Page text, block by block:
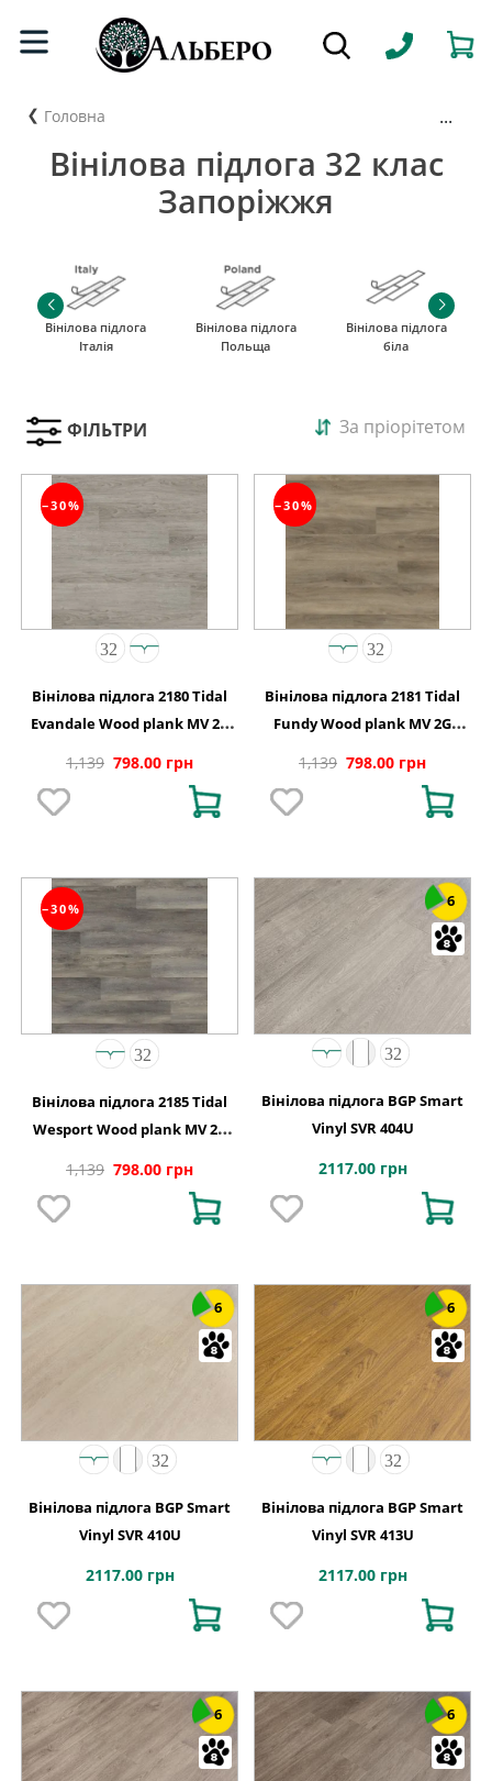
Головна ...
Вінілова підлога 32 клас
Запоріжжя
Вінілова підлога
Італія
Вінілова підлога
Польща
Вінілова підлога
біла
ФІЛЬТРИ За пріорітетом
−30%
Вінілова підлога 2180 Tidal
Evandale Wood plank MV 2G
1,139 798.00 грн
−30%
Вінілова підлога 2181 Tidal
Fundy Wood plank MV 2G
1,139 798.00 грн
−30%
Вінілова підлога 2185 Tidal
Wesport Wood plank MV 2G
1,139 798.00 грн
6
Вінілова підлога BGP Smart
Vinyl SVR 404U
2117.00 грн
6
Вінілова підлога BGP Smart
Vinyl SVR 410U
2117.00 грн
6
Вінілова підлога BGP Smart
Vinyl SVR 413U
2117.00 грн
6 6